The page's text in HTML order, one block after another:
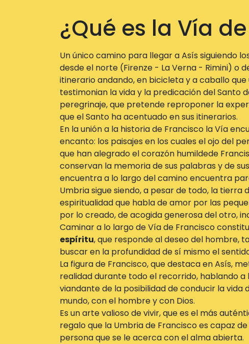
¿Qué es la Vía
Un único camino para llegar a Asís siguiendo
desde el norte (Firenze - La Verna - Rimini) o
itinerario andando, en bicicleta y a caballo que
testimonian la vida y la predicación del Santo
peregrinaje, que pretende reproponer la
que el Santo ha acentuado en sus itinerarios.
En la unión a la historia de Francisco la Vía
encanto: los paisajes en los cuales el ojo del
que han alegrado el corazón humildede
conservan la memoria de sus palabras y de
encuentra a lo largo del camino encuentra
Umbria sigue siendo, a pesar de todo, la tierra
espiritualidad que habla de amor por las
por lo creado, de acogida generosa del otro,
Caminar a lo largo de Vía de Francisco
espíritu, que responde al deseo del hombre,
buscar en la profundidad de sí mismo el
La figura de Francisco, que destaca en Asís,
realidad durante todo el recorrido, hablando
viandante de la posibilidad de conducir la vida
mundo, con el hombre y con Dios.
Es un arte valioso de vivir, que es el más
regalo que la Umbria de Francisco es capaz
persona que se le acerca con el alma abierta.